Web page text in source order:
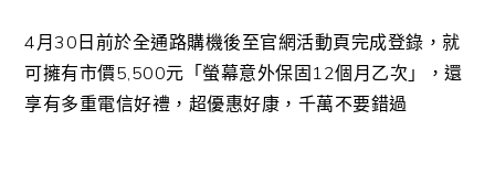
4月30日前於全通路購機後至官網活動頁完成登錄，就
可擁有市價5,500元「螢幕意外保固12個月乙次」，還
享有多重電信好禮，超優惠好康，千萬不要錯過